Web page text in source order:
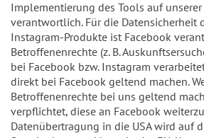
Implementierung des Tools auf unserer
verantwortlich. Für die Datensicherheit
Instagram-Produkte ist Facebook
Betroffenenrechte (z. B.
bei Facebook bzw. Instagram
direkt bei Facebook geltend machen.
Betroffenenrechte bei uns geltend
verpflichtet, diese an Facebook
Datenübertragung in die USA wird auf